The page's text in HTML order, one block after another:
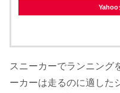
Yahoo
スニーカーでランニング
ーカーは走るのに適した